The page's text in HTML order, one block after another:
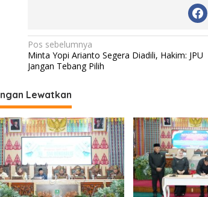
a
n
N
a
i
g
a
s
i
p
Pos sebelumnya
Minta Yopi Arianto Segera Diadili, Hakim: JPU
Jangan Tebang Pilih
Lewatkan